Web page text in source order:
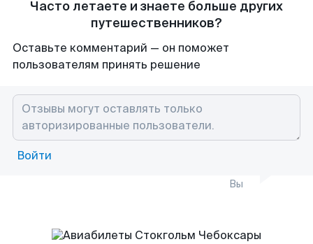
Часто летаете и знаете больше других
путешественников?
Оставьте комментарий — он поможет
пользователям принять решение
Войти
Вы